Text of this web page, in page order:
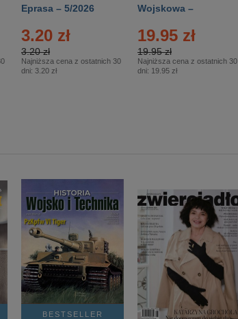
Eprasa – 5/2026
3.20 zł
3.20 zł
Najniższa cena z ostatnich 30
dni: 3.20 zł
Wojskowa –
19.95 zł
19.95 zł
Najniższa cena z ostatnich 30
dni: 19.95 zł
BESTSELLER